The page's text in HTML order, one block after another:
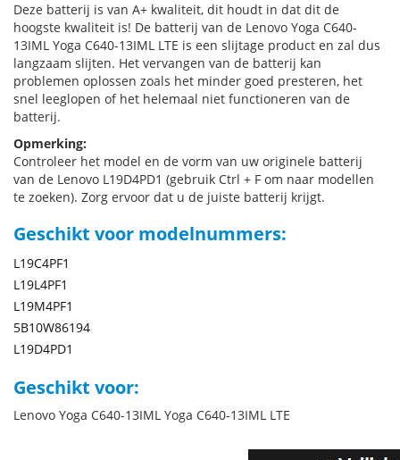
Deze batterij is van A+ kwaliteit, dit houdt in dat dit de
hoogste kwaliteit is! De batterij van de Lenovo Yoga C640-
13IML Yoga C640-13IML LTE is een slijtage product en zal dus
langzaam slijten. Het vervangen van de batterij kan
problemen oplossen zoals het minder goed presteren, het
snel leeglopen of het helemaal niet functioneren van de
batterij.
Opmerking:
Controleer het model en de vorm van uw originele batterij
van de Lenovo L19D4PD1 (gebruik Ctrl + F om naar modellen
te zoeken). Zorg ervoor dat u de juiste batterij krijgt.
Geschikt voor modelnummers:
L19C4PF1
L19L4PF1
L19M4PF1
5B10W86194
L19D4PD1
Geschikt voor:
Lenovo Yoga C640-13IML Yoga C640-13IML LTE